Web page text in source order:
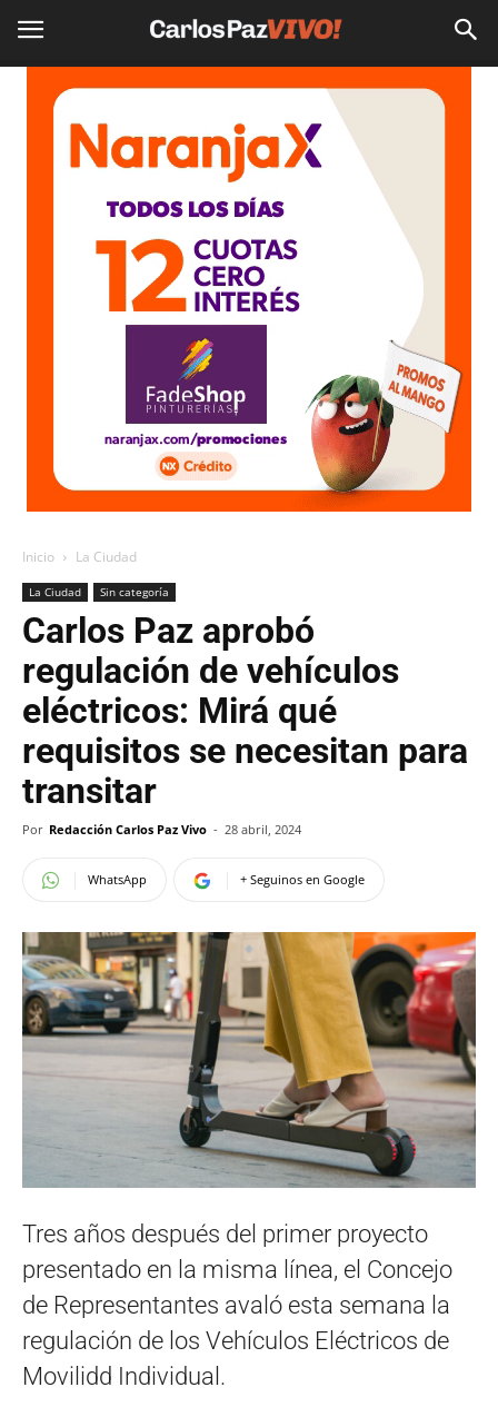
Inicio La Ciudad
La Ciudad Sin categoría
Carlos Paz aprobó
regulación de vehículos
eléctricos: Mirá qué
requisitos se necesitan para
transitar
Por Redacción Carlos Paz Vivo - 28 abril, 2024
WhatsApp + Seguinos en Google
Tres años después del primer proyecto
presentado en la misma línea, el Concejo
de Representantes avaló esta semana la
regulación de los Vehículos Eléctricos de
Movilidd Individual.